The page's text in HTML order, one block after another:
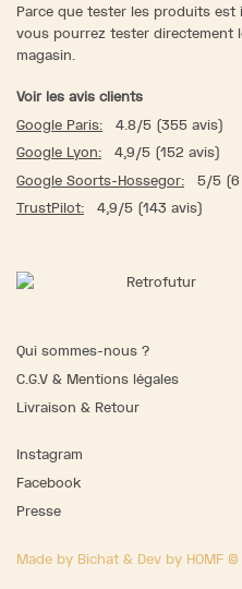
Parce que tester les produits
vous pourrez tester directement
magasin.
Voir les avis clients
Google Paris:
4.8/5 (355 avis)
Google Lyon:
4,9/5 (152 avis)
Google Soorts-Hossegor:
5/5 (6
TrustPilot:
4,9/5 (143 avis)
Qui sommes-nous ?
C.G.V & Mentions légales
Livraison & Retour
Instagram
Facebook
Presse
Made by Bichat & Dev by HOMF